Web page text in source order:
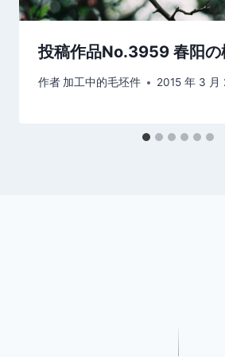
投稿作品No.3959 春阳の
作者 加工中的毛坯件 2015 年 3 月